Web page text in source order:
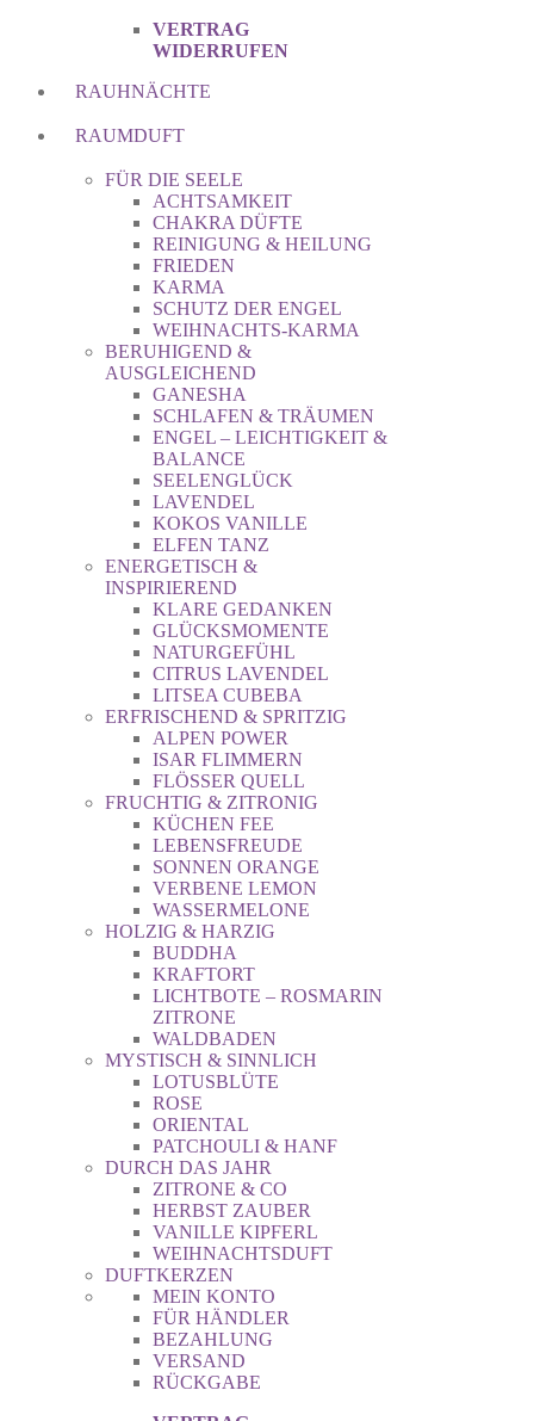
VERTRAG
WIDERRUFEN
RAUHNÄCHTE
RAUMDUFT
FÜR DIE SEELE
ACHTSAMKEIT
CHAKRA DÜFTE
REINIGUNG & HEILUNG
FRIEDEN
KARMA
SCHUTZ DER ENGEL
WEIHNACHTS-KARMA
BERUHIGEND &
AUSGLEICHEND
GANESHA
SCHLAFEN & TRÄUMEN
ENGEL – LEICHTIGKEIT &
BALANCE
SEELENGLÜCK
LAVENDEL
KOKOS VANILLE
ELFEN TANZ
ENERGETISCH &
INSPIRIEREND
KLARE GEDANKEN
GLÜCKSMOMENTE
NATURGEFÜHL
CITRUS LAVENDEL
LITSEA CUBEBA
ERFRISCHEND & SPRITZIG
ALPEN POWER
ISAR FLIMMERN
FLÖSSER QUELL
FRUCHTIG & ZITRONIG
KÜCHEN FEE
LEBENSFREUDE
SONNEN ORANGE
VERBENE LEMON
WASSERMELONE
HOLZIG & HARZIG
BUDDHA
KRAFTORT
LICHTBOTE – ROSMARIN
ZITRONE
WALDBADEN
MYSTISCH & SINNLICH
LOTUSBLÜTE
ROSE
ORIENTAL
PATCHOULI & HANF
DURCH DAS JAHR
ZITRONE & CO
HERBST ZAUBER
VANILLE KIPFERL
WEIHNACHTSDUFT
DUFTKERZEN
MEIN KONTO
FÜR HÄNDLER
BEZAHLUNG
VERSAND
RÜCKGABE